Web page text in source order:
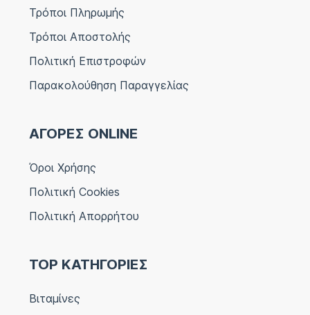
Τρόποι Πληρωμής
Τρόποι Αποστολής
Πολιτική Επιστροφών
Παρακολούθηση Παραγγελίας
ΑΓΟΡΕΣ ONLINE
Όροι Χρήσης
Πολιτική Cookies
Πολιτική Απορρήτου
TOP ΚΑΤΗΓΟΡΙΕΣ
Βιταμίνες